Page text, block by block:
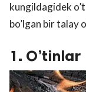
kungildagidek
bo’lgan bir talay
1. O’tinlar